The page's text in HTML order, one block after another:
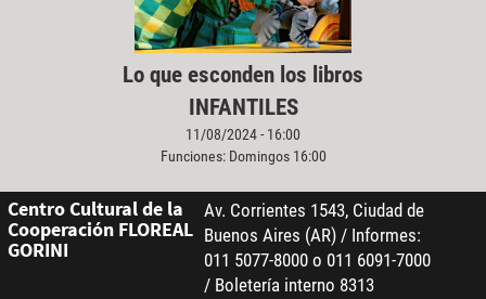
Lo que esconden los libros
INFANTILES
11/08/2024 - 16:00
Funciones: Domingos 16:00
Centro Cultural de la
Cooperación FLOREAL
GORINI
Av. Corrientes 1543, Ciudad de
Buenos Aires (AR) / Informes:
011 5077-8000 o 011 6091-7000
/ Boletería interno 8313